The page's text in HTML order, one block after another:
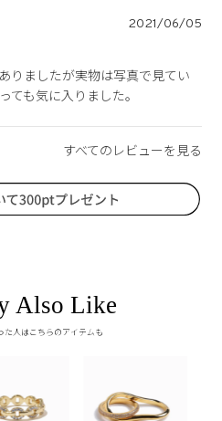
2021/06/05
りましたが実物は写真で見てい
ても気に入りました。
Also Like
た人はこちらのアイテムも